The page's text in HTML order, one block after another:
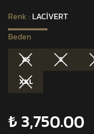
Renk : LACİVERT
Beden
XS S
XXL
₺ 3,750.00